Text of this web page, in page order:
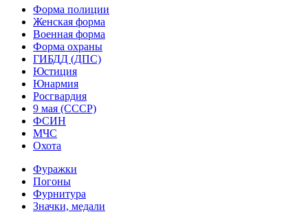
Форма полиции
Женская форма
Военная форма
Форма охраны
ГИБДД (ДПС)
Юстиция
Юнармия
Росгвардия
9 мая (СССР)
ФСИН
МЧС
Охота
Фуражки
Погоны
Фурнитура
Значки, медали